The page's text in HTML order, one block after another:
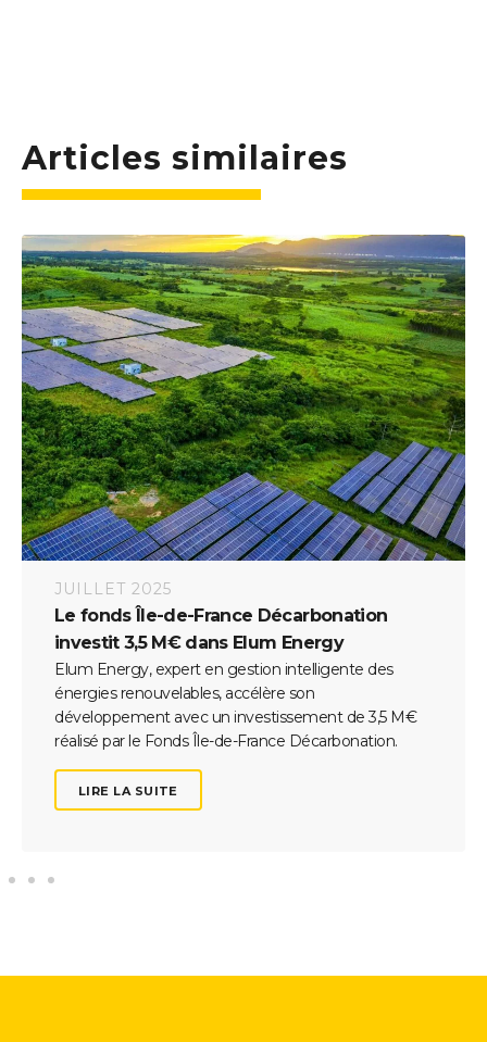
Articles similaires
JUILLET 2025
Le fonds Île-de-France Décarbonation
investit 3,5 M€ dans Elum Energy
Elum Energy, expert en gestion intelligente des
énergies renouvelables, accélère son
développement avec un investissement de 3,5 M€
réalisé par le Fonds Île-de-France Décarbonation.
LIRE LA SUITE